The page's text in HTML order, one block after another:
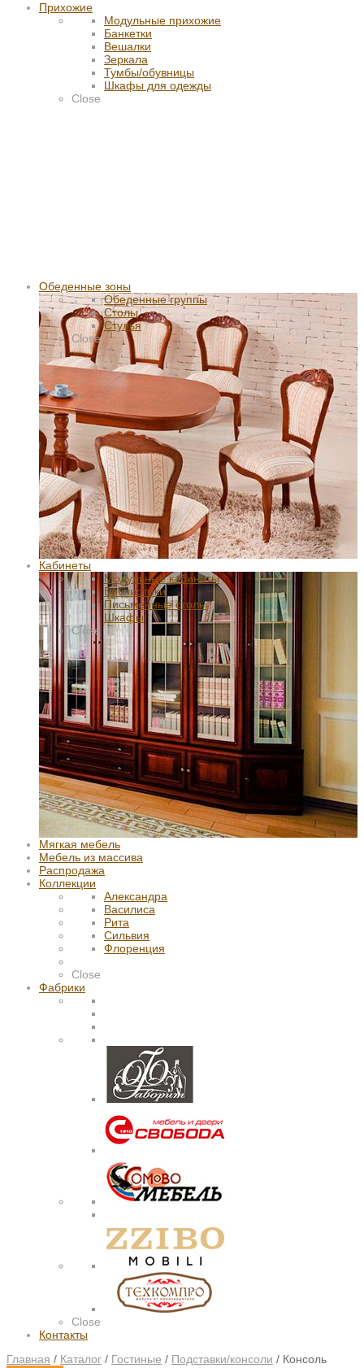
Прихожие
Модульные прихожие
Банкетки
Вешалки
Зеркала
Тумбы/обувницы
Шкафы для одежды
Close
Обеденные зоны
Обеденные группы
Столы
Стулья
Close
Кабинеты
Модульные кабинеты
Библиотеки
Письменные столы
Шкафы
Close
Мягкая мебель
Мебель из массива
Распродажа
Коллекции
Александра
Василиса
Рита
Сильвия
Флоренция
Close
Фабрики
Close
Контакты
Главная / Каталог / Гостиные / Подставки/консоли / Консоль